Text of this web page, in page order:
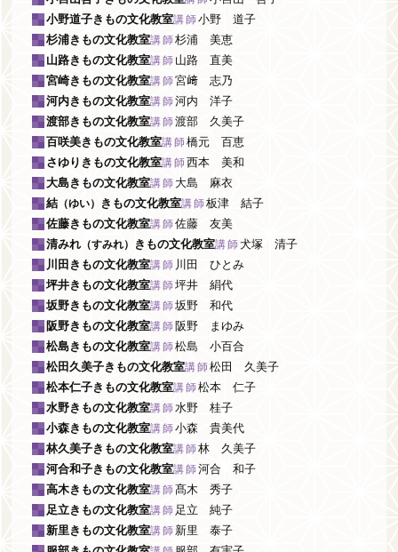
小野道子きもの文化教室講師小野 道子
杉浦きもの文化教室講師杉浦 美恵
山路きもの文化教室講師 山路 直美
宮崎きもの文化教室講師宮﨑 志乃
河内きもの文化教室講師河内 洋子
渡部きもの文化教室講師渡部 久美子
百咲美きもの文化教室講師橋元 百恵
さゆりきもの文化教室講師西本 美和
大島きもの文化教室講師大島 麻衣
結（ゆい） きもの文化教室講師板津 結子
佐藤きもの文化教室講師佐藤 友美
清みれ（すみれ） きもの文化教室講師犬塚 清子
川田きもの文化教室講師 川田 ひとみ
坪井きもの文化教室講師坪井 絹代
坂野きもの文化教室講師坂野 和代
阪野きもの文化教室講師 阪野 まゆみ
松島きもの文化教室講師松島 小百合
松田久美子きもの文化教室講師松田 久美子
松本仁子きもの文化教室講師松本 仁子
水野きもの文化教室講師水野 桂子
小森きもの文化教室講師小森 貴美代
林久美子きもの文化教室講師林 久美子
河合和子きもの文化教室講師河合 和子
高木きもの文化教室講師髙木 秀子
足立きもの文化教室講師 足立 純子
新里きもの文化教室講師 新里 泰子